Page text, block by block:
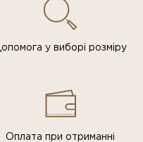
у виборі розміру
Оплата при отриманні